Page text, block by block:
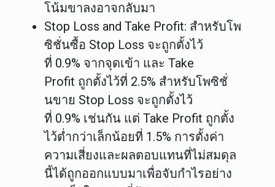
โน้มขาลงอาจกลับมา
Stop Loss and Take Profit: สำหรับโพ
ซิชั่นซื้อ Stop Loss จะถูกตั้งไว้
ที่ 0.9% จากจุดเข้า และ Take
Profit ถูกตั้งไว้ที่ 2.5% สำหรับโพซิชั่
นขาย Stop Loss จะถูกตั้งไว้
ที่ 0.9% เช่นกัน แต่ Take Profit ถูกตั้ง
ไว้ต่ำกว่าเล็กน้อยที่ 1.5% การตั้งค่า
ความเสี่ยงและผลตอบแทนที่ไม่สมดุล
นี้ได้ถูกออกแบบมาเพื่อจับกำไรอย่าง